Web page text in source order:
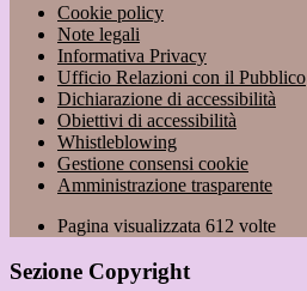
Cookie policy
Note legali
Informativa Privacy
Ufficio Relazioni con il Pubblico
Dichiarazione di accessibilità
Obiettivi di accessibilità
Whistleblowing
Gestione consensi cookie
Amministrazione trasparente
Pagina visualizzata 612 volte
Sezione Copyright